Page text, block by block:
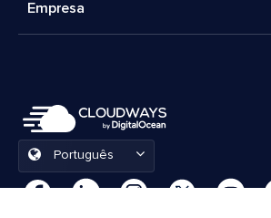
Empresa
Português